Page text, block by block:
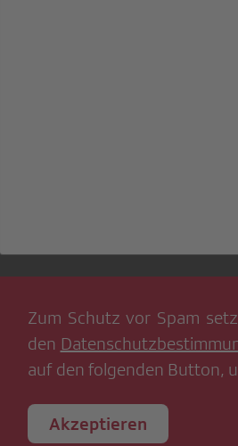
Zum Schutz vor Spam
den
auf den folgenden Button,
Akzeptieren